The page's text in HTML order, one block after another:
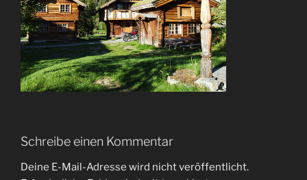
Schreibe einen Kommentar
Deine E-Mail-Adresse wird nicht veröffentlicht.